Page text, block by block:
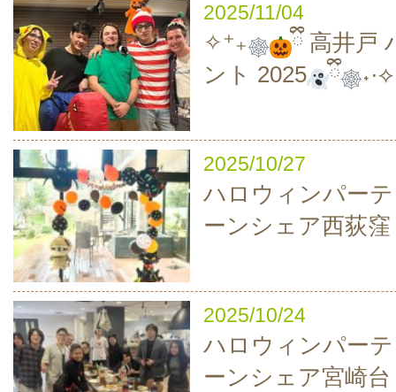
2025/11/04
✧⁺₊
高井戸
ント 2025
ྀི ˖·⟡
2025/10/27
ハロウィンパー
ーンシェア西荻窪
2025/10/24
ハロウィンパー
ーンシェア宮崎台